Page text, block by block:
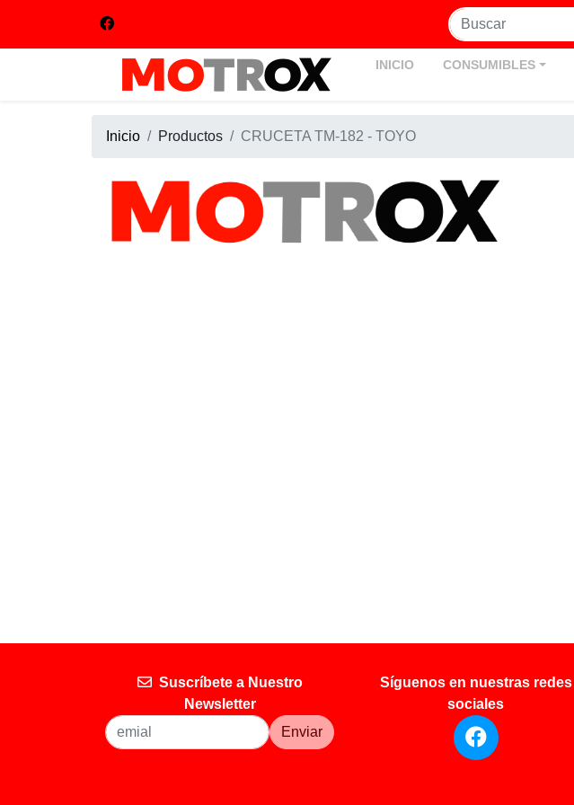
INICIO CONSUMIBLES
Inicio Productos CRUCETA TM-182 - TOYO
Suscríbete a Nuestro
Newsletter
Enviar
Síguenos en nuestras redes
sociales